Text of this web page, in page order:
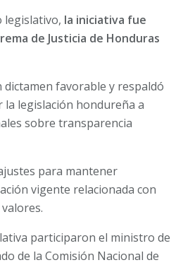
legislativo, la iniciativa fue
de Justicia de Honduras
favorable y respaldó
la legislación hondureña a
sobre transparencia
para mantener
vigente relacionada con
participaron el ministro de
de la Comisión Nacional de